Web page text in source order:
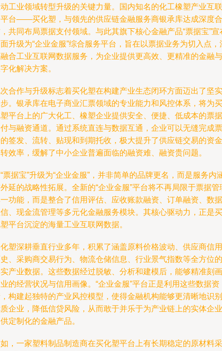
工业领域转型升级的关键力量。国内知名的化工橡塑产业互联
台——买化塑，与领先的供应链金融服务商银承库达成深度合
共同布局票据支付领域。与此其旗下核心金融产品“票据宝”宣
升级为“企业金服”综合服务平台，旨在以票据业务为切入点，
合工业互联网数据服务，为企业提供更高效、更精准的金融与
化解决方案。
合作与升级标志着买化塑在构建产业生态闭环方面迈出了坚实
。银承库在电子商业汇票领域的专业能力和风控体系，将为买
平台上的广大化工、橡塑企业提供安全、便捷、低成本的票据
与融资通道。通过系统直连与数据互通，企业可以无缝完成票
签发、流转、贴现和到期托收，极大提升了供应链交易的资金
效率，缓解了中小企业普遍面临的融资难、融资贵问题。
票据宝”升级为“企业金服”，并非简单的品牌更名，而是服务内
延的战略性拓展。全新的“企业金服”平台将不再局限于票据管
功能，而是整合了信用评估、应收账款融资、订单融资、数据
、现金流管理等多元化金融服务模块。其核心驱动力，正是买
平台沉淀的海量工业互联网数据。
塑深耕垂直行业多年，积累了涵盖原料价格波动、供应商信用
、采购商交易行为、物流仓储信息、行业景气指数等全方位的
产业数据。这些数据经过脱敏、分析和建模后，能够精准刻画
的经营状况与信用画像。“企业金服”平台正是利用这些数据资
构建起独特的产业风控模型，使得金融机构能够更清晰地识别
企业，降低信贷风险，从而敢于并乐于为产业链上的实体企业
定制化的金融产品。
，一家塑料制品制造商在买化塑平台上有长期稳定的原材料采